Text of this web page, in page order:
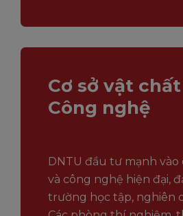
Cơ sở vật chất
Công nghệ
DNTU đầu tư mạnh vào
và công nghệ hiện đại,
trường học tập, nghiên